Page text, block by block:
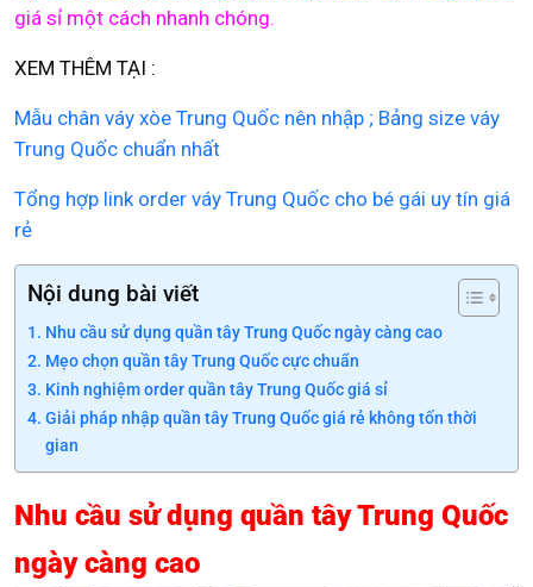
giá sỉ một cách nhanh chóng.
XEM THÊM TẠI :
Mẫu chân váy xòe Trung Quốc nên nhập ; Bảng size váy
Trung Quốc chuẩn nhất
Tổng hợp link order váy Trung Quốc cho bé gái uy tín giá
rẻ
Nội dung bài viết
Nhu cầu sử dụng quần tây Trung Quốc ngày càng cao
Mẹo chọn quần tây Trung Quốc cực chuẩn
Kinh nghiệm order quần tây Trung Quốc giá sỉ
Giải pháp nhập quần tây Trung Quốc giá rẻ không tốn thời
gian
Nhu cầu sử dụng quần tây Trung Quốc
ngày càng cao